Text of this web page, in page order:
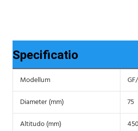
Specificatio
Modellum
Diameter (mm)
75
Altitudo (mm)
450